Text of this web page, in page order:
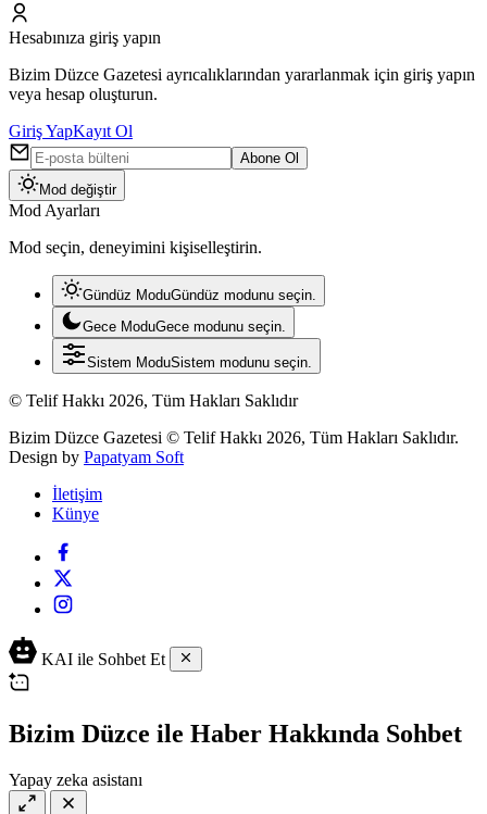
Hesabınıza giriş yapın
Bizim Düzce Gazetesi ayrıcalıklarından yararlanmak için giriş yapın
veya hesap oluşturun.
Giriş YapKayıt Ol
Abone Ol
Mod değiştir
Mod Ayarları
Mod seçin, deneyimini kişiselleştirin.
Gündüz ModuGündüz modunu seçin.
Gece ModuGece modunu seçin.
Sistem ModuSistem modunu seçin.
© Telif Hakkı 2026, Tüm Hakları Saklıdır
Bizim Düzce Gazetesi © Telif Hakkı 2026, Tüm Hakları Saklıdır.
Design by Papatyam Soft
İletişim
Künye
KAI ile Sohbet Et
Bizim Düzce ile Haber Hakkında Sohbet
Yapay zeka asistanı